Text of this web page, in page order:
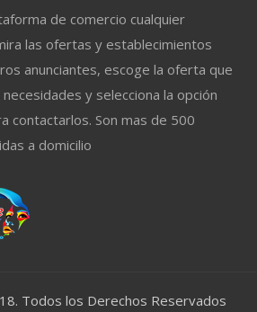
de comercio cualquier
las ofertas y establecimientos
anunciantes, escoge la oferta que
y selecciona la opción
contactarlos. Son mas de 500
a domicilio
Todos los Derechos Reservados